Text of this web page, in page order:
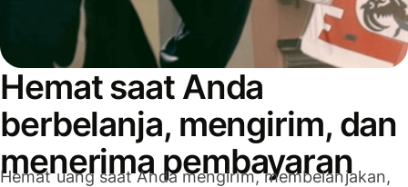
Hemat saat Anda
berbelanja, mengirim, dan
menerima pembayaran
Hemat uang saat Anda mengirim, membelanjakan,